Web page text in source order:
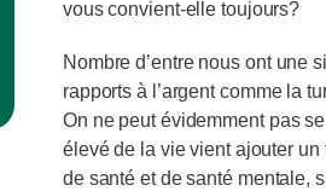
vous convient‑elle toujours?
Nombre d’entre nous ont une
rapports à l’argent comme la
On ne peut évidemment pas
élevé de la vie vient ajouter
de santé et de santé mentale,